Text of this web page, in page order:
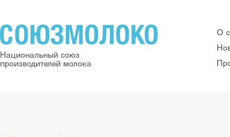
Национальный союз
производителей молока
О